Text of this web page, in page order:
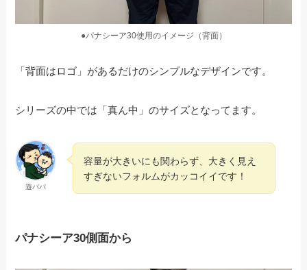
●パナシーア30使用のイメージ（背面）
「背面はロゴ」があるだけのシンプルなデザインです。
シリーズの中では「真ん中」のサイズとなってます。
遊パパ
容量が大きいにも関わらず、大きく見え
すぎないフォルムがカッコイイです！
パナシーア30側面から